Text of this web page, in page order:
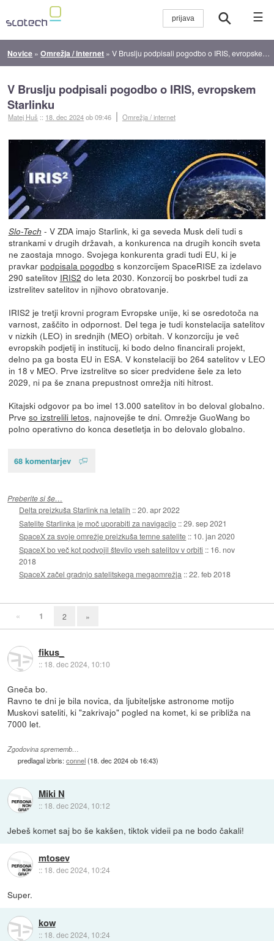
☰
Novice »Omrežja / internet »V Bruslju podpisali pogodbo o IRIS, evropskem Starlinku
V Bruslju podpisali pogodbo o IRIS, evropskem
Starlinku
Matej Huš :: 18. dec 2024ob 09:46 Omrežja / internet
Slo-Tech - V ZDA imajo Starlink, ki ga seveda Musk deli tudi s
strankami v drugih državah, a konkurenca na drugih koncih sveta
ne zaostaja mnogo. Svojega konkurenta gradi tudi EU, ki je
pravkar podpisala pogodbo s konzorcijem SpaceRISE za izdelavo
290 satelitov IRIS2 do leta 2030. Konzorcij bo poskrbel tudi za
izstrelitev satelitov in njihovo obratovanje.
IRIS2 je tretji krovni program Evropske unije, ki se osredotoča na
varnost, zaščito in odpornost. Del tega je tudi konstelacija satelitov
v nizkih (LEO) in srednjih (MEO) orbitah. V konzorciju je več
evropskih podjetij in institucij, ki bodo delno financirali projekt,
delno pa ga bosta EU in ESA. V konstelaciji bo 264 satelitov v LEO
in 18 v MEO. Prve izstrelitve so sicer predvidene šele za leto
2029, ni pa še znana prepustnost omrežja niti hitrost.
Kitajski odgovor pa bo imel 13.000 satelitov in bo deloval globalno.
Prve so izstrelili letos, najnovejše te dni. Omrežje GuoWang bo
polno operativno do konca desetletja in bo delovalo globalno.
68 komentarjev
Preberite si še…
Delta preizkuša Starlink na letalih ::20. apr 2022
Satelite Starlinka je moč uporabiti za navigacijo ::29. sep 2021
SpaceX za svoje omrežje preizkuša temne satelite :: 10. jan 2020
SpaceX bo več kot podvojil število vseh satelitov v orbiti :: 16. nov
2018
SpaceX začel gradnjo satelitskega megaomrežja ::22. feb 2018
« 1 2 »
fikus_
:: 18. dec 2024, 10:10
Gneča bo.
Ravno te dni je bila novica, da ljubiteljske astronome motijo
Muskovi sateliti, ki "zakrivajo" pogled na komet, ki se približa na
7000 let.
Zgodovina sprememb…
predlagal izbris:connel(18. dec 2024 ob 16:43)
Miki N
:: 18. dec 2024, 10:12
Jebeš komet saj bo še kakšen, tiktok videii pa ne bodo čakali!
mtosev
:: 18. dec 2024, 10:24
Super.
kow
:: 18. dec 2024, 10:24